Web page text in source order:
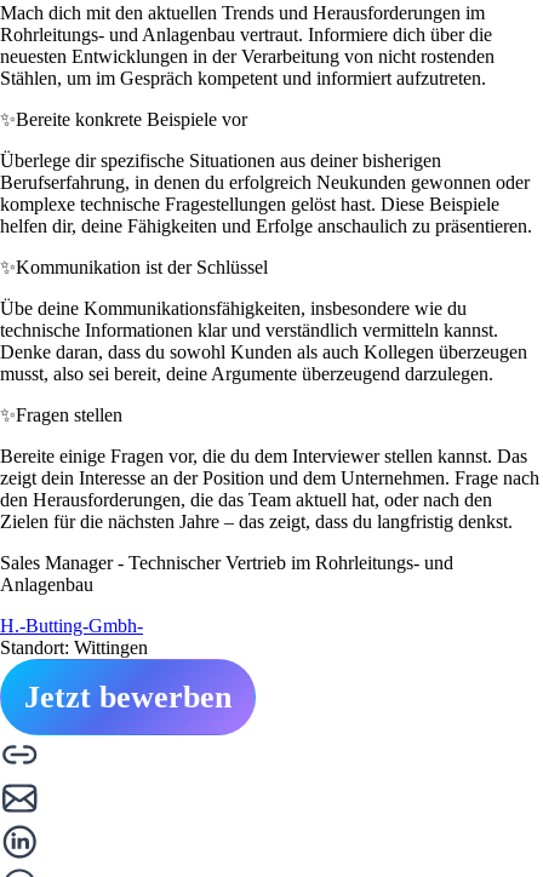
Mach dich mit den aktuellen Trends und Herausforderungen im
Rohrleitungs- und Anlagenbau vertraut. Informiere dich über die
neuesten Entwicklungen in der Verarbeitung von nicht rostenden
Stählen, um im Gespräch kompetent und informiert aufzutreten.
✨Bereite konkrete Beispiele vor
Überlege dir spezifische Situationen aus deiner bisherigen
Berufserfahrung, in denen du erfolgreich Neukunden gewonnen oder
komplexe technische Fragestellungen gelöst hast. Diese Beispiele
helfen dir, deine Fähigkeiten und Erfolge anschaulich zu präsentieren.
✨Kommunikation ist der Schlüssel
Übe deine Kommunikationsfähigkeiten, insbesondere wie du
technische Informationen klar und verständlich vermitteln kannst.
Denke daran, dass du sowohl Kunden als auch Kollegen überzeugen
musst, also sei bereit, deine Argumente überzeugend darzulegen.
✨Fragen stellen
Bereite einige Fragen vor, die du dem Interviewer stellen kannst. Das
zeigt dein Interesse an der Position und dem Unternehmen. Frage nach
den Herausforderungen, die das Team aktuell hat, oder nach den
Zielen für die nächsten Jahre – das zeigt, dass du langfristig denkst.
Sales Manager - Technischer Vertrieb im Rohrleitungs- und
Anlagenbau
H.-Butting-Gmbh-
Standort: Wittingen
Jetzt bewerben